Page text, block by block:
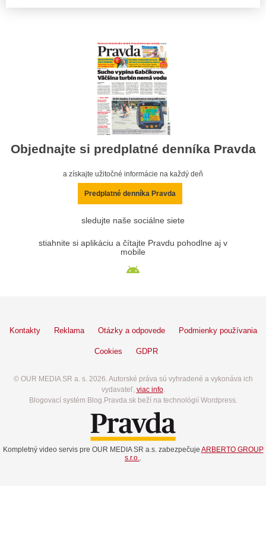
Objednajte si predplatné denníka Pravda
a získajte užitočné informácie na každý deň
Predplatné denníka Pravda
sledujte naše sociálne siete
stiahnite si aplikáciu a čítajte Pravdu pohodlne aj v
mobile
Kontakty Reklama Otázky a odpovede Podmienky používania
Cookies GDPR
© OUR MEDIA SR a. s. 2026. Autorské práva sú vyhradené a vykonáva ich
vydavateľ, viac info.
Blogovací systém Blog.Pravda.sk beží na technológií Wordpress.
Kompletný video servis pre OUR MEDIA SR a.s. zabezpečuje ARBERTO GROUP
s.r.o..